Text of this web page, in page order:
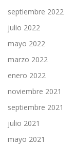
septiembre 2022
julio 2022
mayo 2022
marzo 2022
enero 2022
noviembre 2021
septiembre 2021
julio 2021
mayo 2021